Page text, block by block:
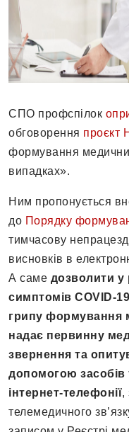
СПО профспілок
обговорення проєкт
формування
випадках».
Ним пропонується
до Порядку
тимчасову
висновків в
А саме дозволити у
симптомів COVID-
грипу формування
надає первинну
звернення та
допомогою засобів
інтернет-телефонії,
телемедичного